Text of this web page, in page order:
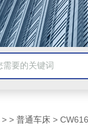
> > 普通车床 >